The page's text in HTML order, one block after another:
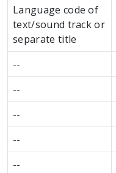
Language code of
text/sound track or
separate title
--
--
--
--
--